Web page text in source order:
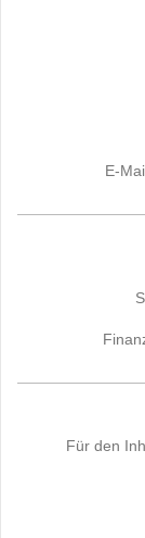
E-
Für den